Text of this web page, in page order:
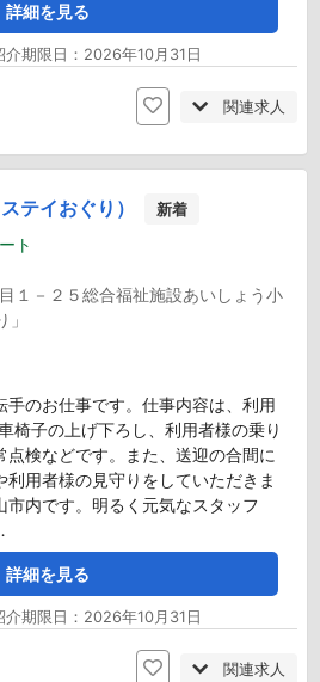
詳細を見る
期限日：2026年10月31日
関連求人
テイおぐり） 新着
ト
１－２５総合福祉施設あいしょう小
のお仕事です。仕事内容は、利用
子の上げ下ろし、利用者様の乗り
検などです。また、送迎の合間に
用者様の見守りをしていただきま
内です。明るく元気なスタッフ
詳細を見る
期限日：2026年10月31日
関連求人